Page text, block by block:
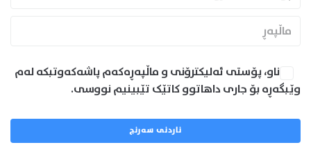
ناو، پۆستی ئەلیکترۆنی و ماڵپەڕەکەم پاشەکەوتبکە لەم
وێبگەڕە بۆ جاری داهاتوو کاتێک تێبینیم نووسی.